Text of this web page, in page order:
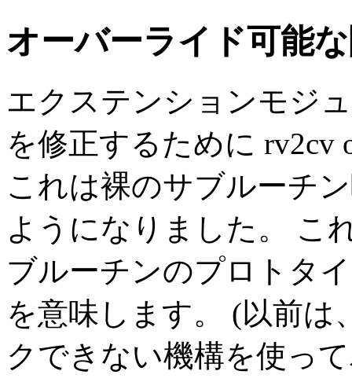
オーバーライド可能
エクステンションモジ
を修正するために rv2cv
これは裸のサブルーチ
ようになりました。 こ
ブルーチンのプロトタ
を意味します。 (以前は
クできない機構を使っ